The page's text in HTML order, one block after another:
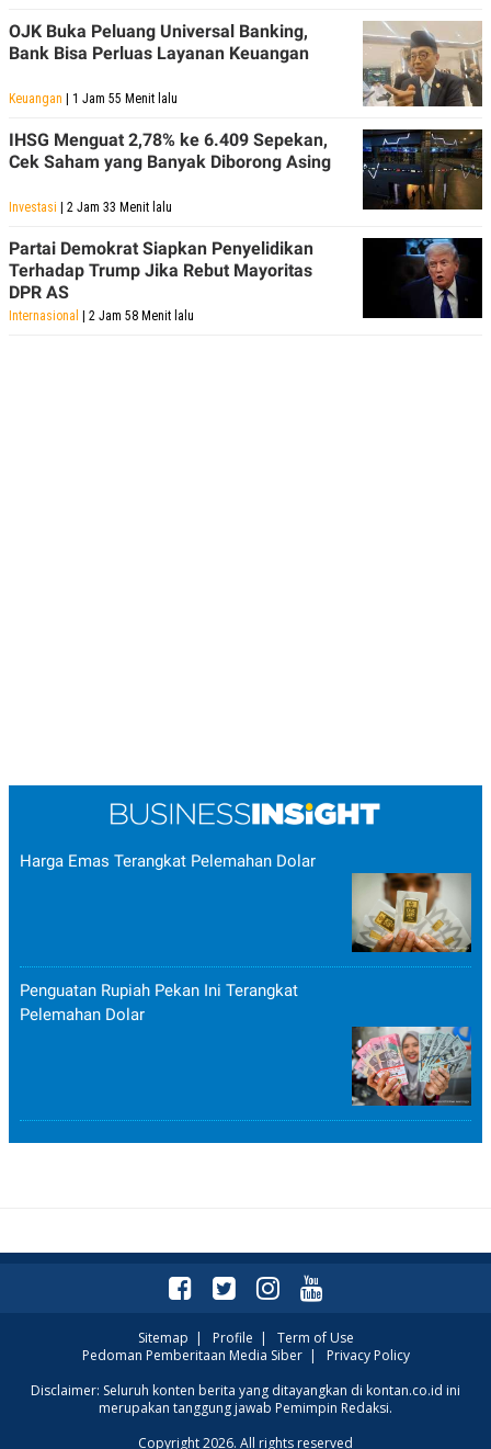
OJK Buka Peluang Universal Banking,
Bank Bisa Perluas Layanan Keuangan
Keuangan | 1 Jam 55 Menit lalu
IHSG Menguat 2,78% ke 6.409 Sepekan,
Cek Saham yang Banyak Diborong Asing
Investasi | 2 Jam 33 Menit lalu
Partai Demokrat Siapkan Penyelidikan
Terhadap Trump Jika Rebut Mayoritas
DPR AS
Internasional | 2 Jam 58 Menit lalu
Harga Emas Terangkat Pelemahan Dolar
Penguatan Rupiah Pekan Ini Terangkat
Pelemahan Dolar
Sitemap | Profile | Term of Use
Pedoman Pemberitaan Media Siber| Privacy Policy
Disclaimer: Seluruh konten berita yang ditayangkan di kontan.co.id ini
merupakan tanggung jawab Pemimpin Redaksi.
Copyright 2026. All rights reserved